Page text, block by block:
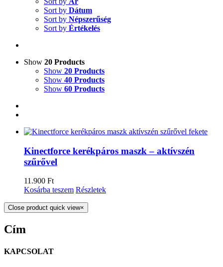
Sort by Dátum
Sort by Népszerűség
Sort by Értékelés
Show 20 Products
Show 20 Products
Show 40 Products
Show 60 Products
Kinectforce kerékpáros maszk – aktívszén
szűrővel
11.900 Ft
Kosárba teszem Részletek
Close product quick view×
Cím
KAPCSOLAT